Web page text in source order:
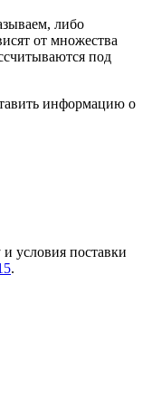
либо
от множества
под
информацию о
условия поставки
.